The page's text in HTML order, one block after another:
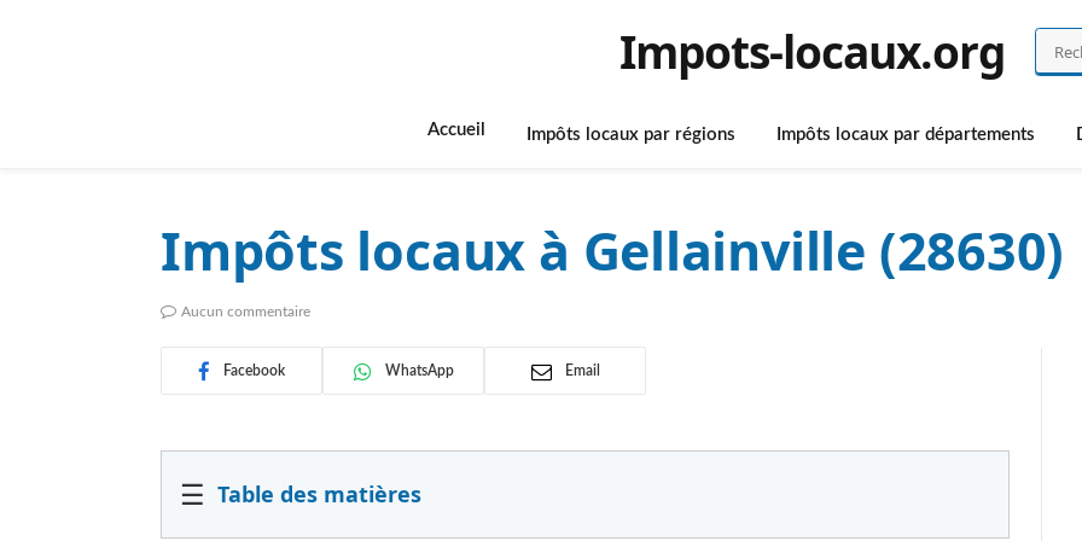
Impots-locaux.org
Accueil Impôts locaux par régions Impôts locaux par départements
Impôts locaux à Gellainville (28630)
Aucun commentaire
Facebook WhatsApp Email
☰ Table des matières